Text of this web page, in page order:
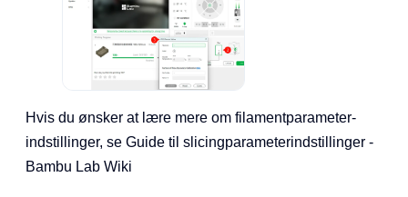
Hvis du ønsker at lære mere om filamentparameter-
indstillinger, se Guide til slicingparameterindstillinger -
Bambu Lab Wiki